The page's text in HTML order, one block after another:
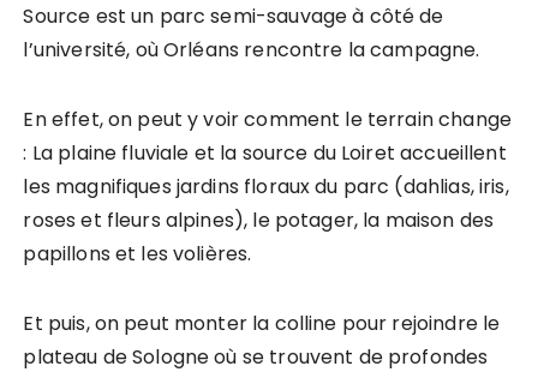
Source est un parc semi-sauvage à côté de
l’université, où Orléans rencontre la campagne.
En effet, on peut y voir comment le terrain change
: La plaine fluviale et la source du Loiret accueillent
les magnifiques jardins floraux du parc (dahlias, iris,
roses et fleurs alpines), le potager, la maison des
papillons et les volières.
Et puis, on peut monter la colline pour rejoindre le
plateau de Sologne où se trouvent de profondes